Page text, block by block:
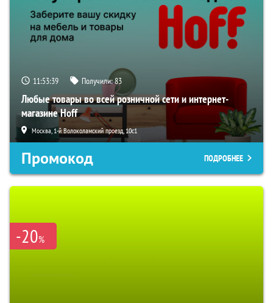
11:53:38 Получили:83
Любые товары во всей розничной сети и интернет-
магазине Hoff
Москва, 1-й Волоколамский проезд, 10с1
Промокод ПОДРОБНЕЕ
-20%